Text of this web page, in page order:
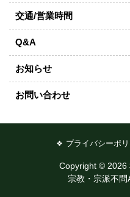
交通/営業時間
Q&A
お知らせ
お問い合わせ
プライバシーポ
Copyright © 2026
宗教・宗派不